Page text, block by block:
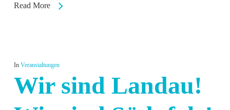
Read More
In Veranstaltungen
Wir sind Landau!